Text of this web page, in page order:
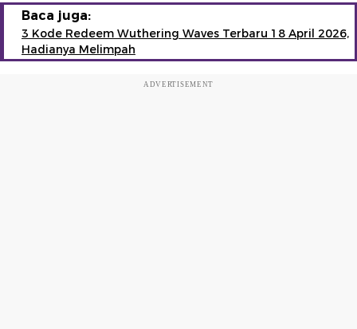
Baca juga:
3 Kode Redeem Wuthering Waves Terbaru 18 April 2026,
Hadianya Melimpah
ADVERTISEMENT